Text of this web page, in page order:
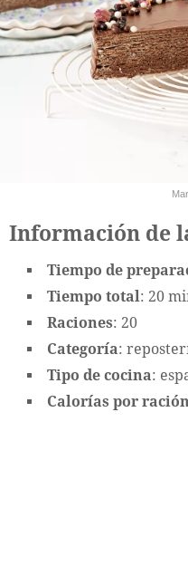
Información de
Tiempo de
Tiempo total: 20
Raciones: 20
Categoría:
Tipo de cocina:
Calorías por